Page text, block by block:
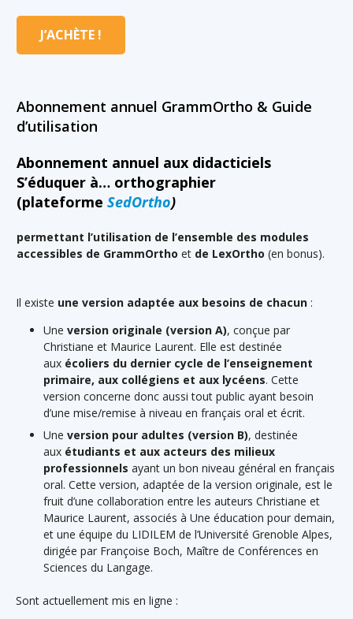
J’ACHÈTE !
Abonnement annuel GrammOrtho & Guide
d’utilisation
Abonnement annuel aux didacticiels
S’éduquer à… orthographier
(plateforme SedOrtho)
permettant l’utilisation de l’ensemble des modules
accessibles de GrammOrtho et de LexOrtho (en bonus).
Il existe une version adaptée aux besoins de chacun :
Une version originale (version A), conçue par
Christiane et Maurice Laurent. Elle est destinée
aux écoliers du dernier cycle de l’enseignement
primaire, aux collégiens et aux lycéens. Cette
version concerne donc aussi tout public ayant besoin
d’une mise/remise à niveau en français oral et écrit.
Une version pour adultes (version B), destinée
aux étudiants et aux acteurs des milieux
professionnels ayant un bon niveau général en français
oral. Cette version, adaptée de la version originale, est le
fruit d’une collaboration entre les auteurs Christiane et
Maurice Laurent, associés à Une éducation pour demain,
et une équipe du LIDILEM de l’Université Grenoble Alpes,
dirigée par Françoise Boch, Maître de Conférences en
Sciences du Langage.
Sont actuellement mis en ligne :